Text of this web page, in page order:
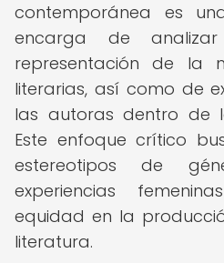
contemporánea es
encarga de
representación de la
literarias, así como de
las autoras dentro de
Este enfoque crítico
estereotipos de
experiencias
equidad en la
literatura.